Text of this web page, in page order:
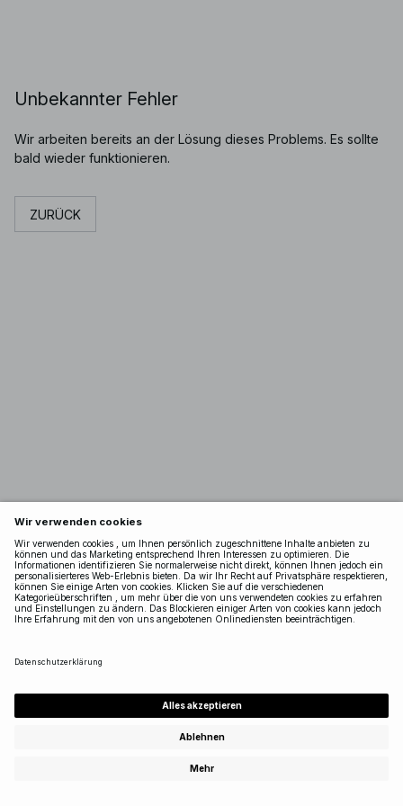
Unbekannter Fehler
Wir arbeiten bereits an der Lösung dieses Problems. Es sollte
bald wieder funktionieren.
ZURÜCK